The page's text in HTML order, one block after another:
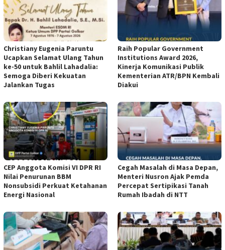
Christiany Eugenia Paruntu
Ucapkan Selamat Ulang Tahun
ke-50 untuk Bahlil Lahadalia:
Semoga Diberi Kekuatan
Jalankan Tugas
Raih Popular Government
Institutions Award 2026,
Kinerja Komunikasi Publik
Kementerian ATR/BPN Kembali
Diakui
CEP Anggota Komisi VI DPR RI
Nilai Penurunan BBM
Nonsubsidi Perkuat Ketahanan
Energi Nasional
Cegah Masalah di Masa Depan,
Menteri Nusron Ajak Pemda
Percepat Sertipikasi Tanah
Rumah Ibadah di NTT